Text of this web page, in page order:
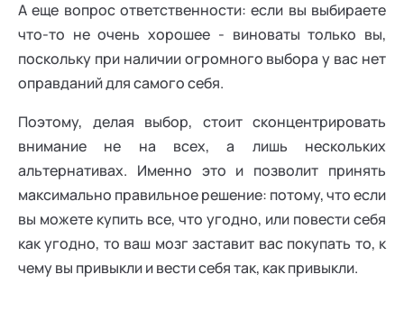
А еще вопрос ответственности: если вы выбираете
что-то не очень хорошее - виноваты только вы,
поскольку при наличии огромного выбора у вас нет
оправданий для самого себя.
Поэтому, делая выбор, стоит сконцентрировать
внимание не на всех, а лишь нескольких
альтернативах. Именно это и позволит принять
максимально правильное решение: потому, что если
вы можете купить все, что угодно, или повести себя
как угодно, то ваш мозг заставит вас покупать то, к
чему вы привыкли и вести себя так, как привыкли.